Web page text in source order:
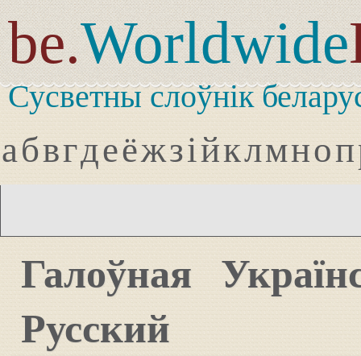
be.Worldwide
Сусветны слоўнік
абвгдеёжзійклмноп
Галоўная
Русский